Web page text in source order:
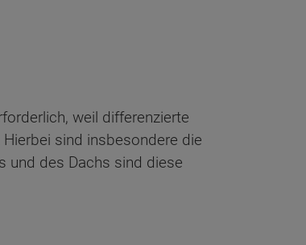
weil differenzierte
sind insbesondere die
und des Dachs sind diese